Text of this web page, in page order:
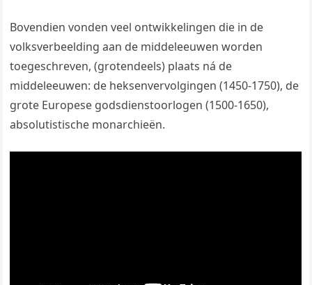
Bovendien vonden veel ontwikkelingen die in de
volksverbeelding aan de middeleeuwen worden
toegeschreven, (grotendeels) plaats ná de
middeleeuwen: de heksenvervolgingen (1450-1750), de
grote Europese godsdienstoorlogen (1500-1650),
absolutistische monarchieën.